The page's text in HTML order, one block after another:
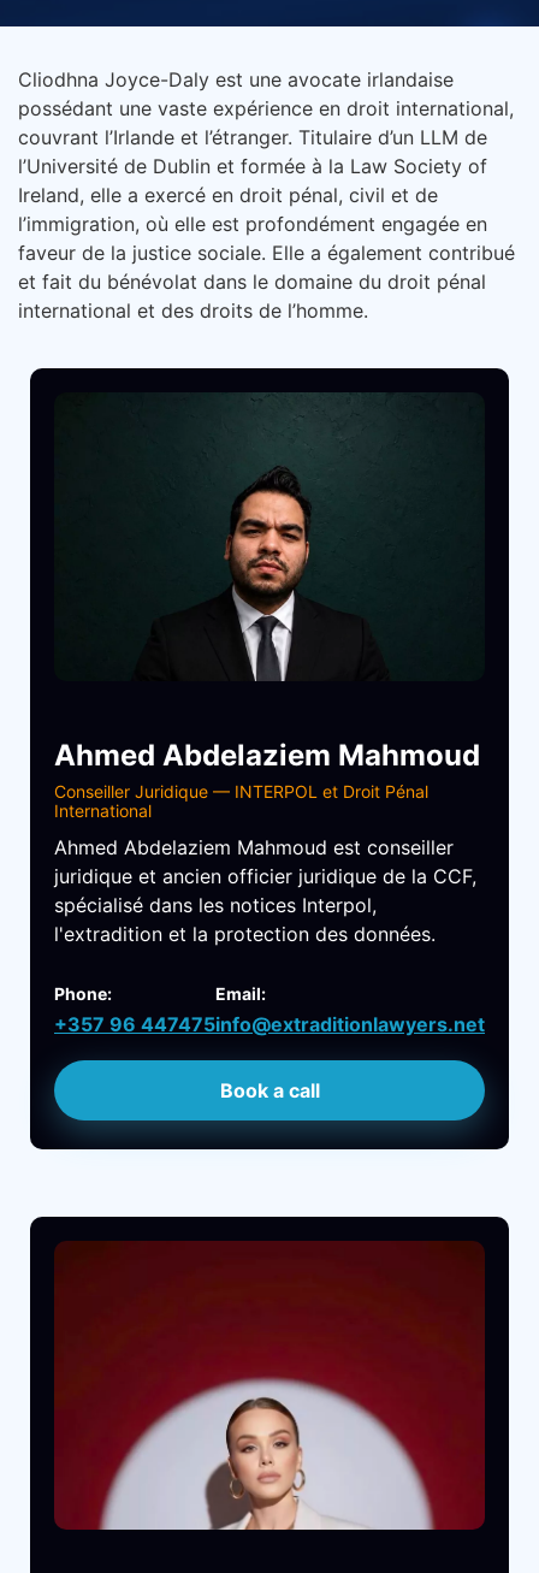
Cliodhna Joyce-Daly est une avocate irlandaise
possédant une vaste expérience en droit international,
couvrant l’Irlande et l’étranger. Titulaire d’un LLM de
l’Université de Dublin et formée à la Law Society of
Ireland, elle a exercé en droit pénal, civil et de
l’immigration, où elle est profondément engagée en
faveur de la justice sociale. Elle a également contribué
et fait du bénévolat dans le domaine du droit pénal
international et des droits de l’homme.
Ahmed Abdelaziem Mahmoud
Conseiller Juridique — INTERPOL et Droit Pénal
International
Ahmed Abdelaziem Mahmoud est conseiller
juridique et ancien officier juridique de la CCF,
spécialisé dans les notices Interpol,
l'extradition et la protection des données.
Phone:
+357 96 447475
Email:
info@extraditionlawyers.net
Book a call